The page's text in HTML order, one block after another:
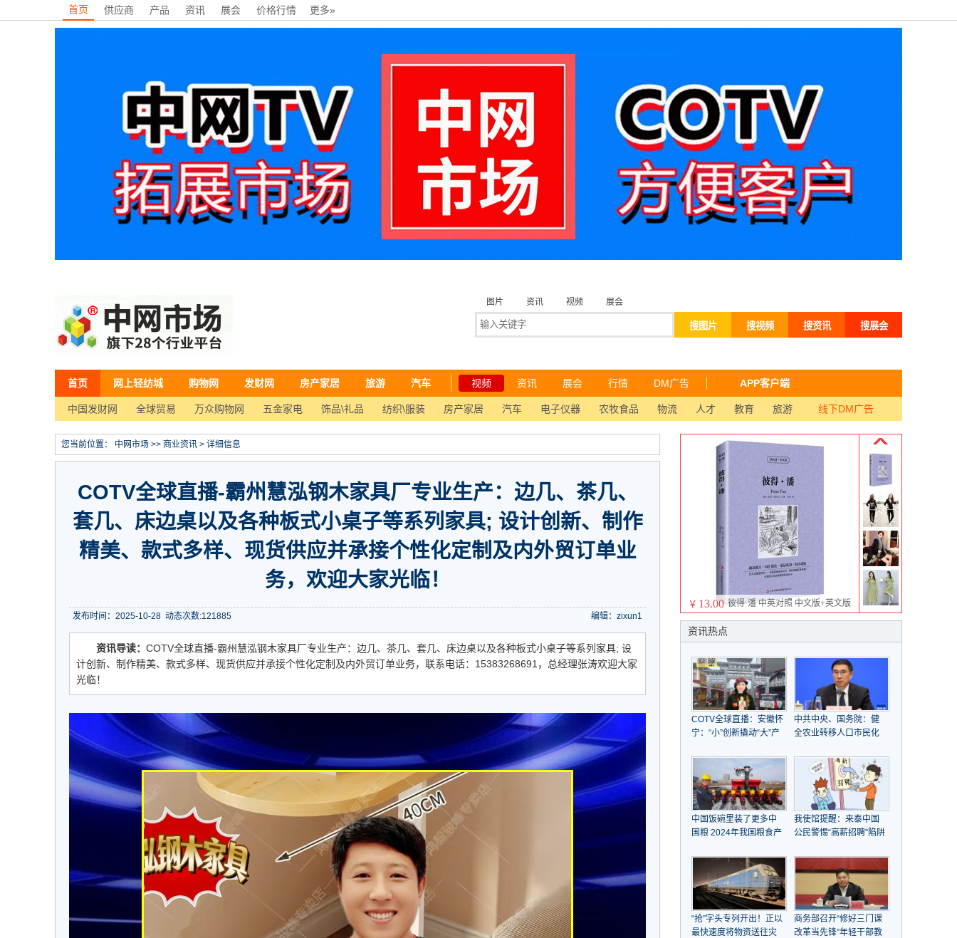
首页 供应商 产品 资讯 展会 价格行情 更多»
图片 资讯 视频 展会
搜图片 搜视频 搜资讯 搜展会
首页 网上轻纺城 购物网 发财网 房产家居 旅游 汽车 视频 资讯 展会 行情 DM广告 APP客户端
中国发财网 全球贸易 万众购物网 五金家电 饰品\礼品 纺织\服装 房产家居 汽车 电子仪器 农牧食品 物流 人才 教育 旅游 线下DM广告
您当前位置： 中网市场 >> 商业资讯 > 详细信息
COTV全球直播-霸州慧泓钢木家具厂专业生产：边几、茶几、
套几、床边桌以及各种板式小桌子等系列家具; 设计创新、制作
精美、款式多样、现货供应并承接个性化定制及内外贸订单业
务，欢迎大家光临！
发布时间：2025-10-28 动态次数:121885 编辑：zixun1
资讯导读： COTV全球直播-霸州慧泓钢木家具厂专业生产：边几、茶几、套几、床边桌以及各种板式小桌子等系列家具; 设
计创新、制作精美、款式多样、现货供应并承接个性化定制及内外贸订单业务，联系电话：15383268691，总经理张涛欢迎大家
光临！
￥ 13.00 彼得·潘 中英对照 中文版+英文版
世界文学双语名著
资讯热点
COTV全球直播：安徽怀
宁：“小”创新撬动“大”产
中共中央、国务院：健
全农业转移人口市民化
地参保户籍限制
中国饭碗里装了更多中
国粮 2024年我国粮食产
我使馆提醒：来泰中国
公民警惕“高薪招聘”陷阱
“抢”字头专列开出！正以
最快速度将物资送往灾
商务部召开“修好三门课
改革当先锋”年轻干部教